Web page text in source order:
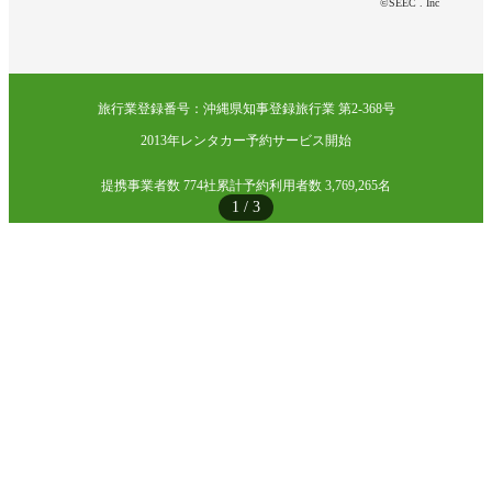
1 / 3
旅行業登録番号：沖縄県知事登録旅行業 第2-368号
2013年レンタカー予約サービス開始
提携事業者数 774社累計予約利用者数 3,769,265名